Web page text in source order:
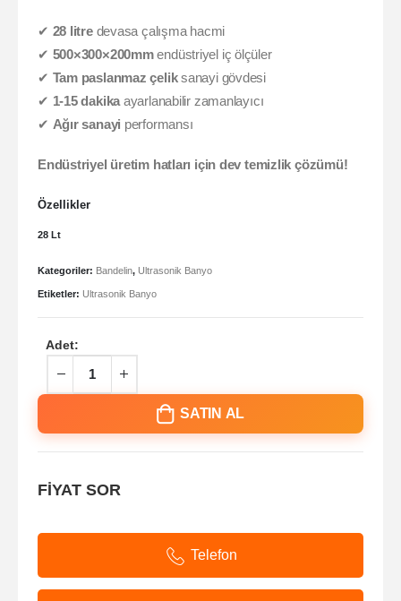
✔ 28 litredevasa çalışma hacmi
✔ 500×300×200mmendüstriyel iç ölçüler
✔ Tam paslanmaz çeliksanayi gövdesi
✔ 1-15 dakikaayarlanabilir zamanlayıcı
✔ Ağır sanayi performansı
Endüstriyel üretim hatları için dev temizlik çözümü!
Özellikler
28 Lt
Kategoriler: Bandelin, Ultrasonik Banyo
Etiketler: Ultrasonik Banyo
Adet:
SATIN AL
FİYAT SOR
Telefon